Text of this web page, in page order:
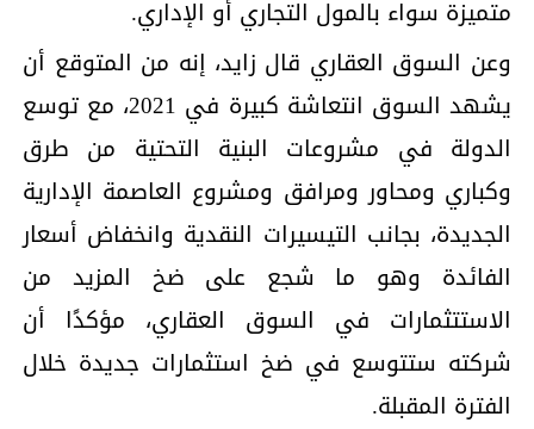
متميزة سواء بالمول التجاري أو الإداري.
وعن السوق العقاري قال زايد، إنه من المتوقع أن
يشهد السوق انتعاشة كبيرة في 2021، مع توسع
الدولة في مشروعات البنية التحتية من طرق
وكباري ومحاور ومرافق ومشروع العاصمة الإدارية
الجديدة، بجانب التيسيرات النقدية وانخفاض أسعار
الفائدة وهو ما شجع على ضخ المزيد من
الاستتثمارات في السوق العقاري، مؤكدًا أن
شركته ستتوسع في ضخ استثمارات جديدة خلال
الفترة المقبلة.